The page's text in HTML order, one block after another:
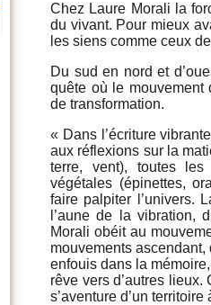
Chez Laure Morali la
du vivant. Pour mieux
les siens comme ceux
Du sud en nord et
quête où le mouvement
de transformation.
« Dans l’écriture
aux réflexions sur la
terre, vent), toutes
végétales (épinettes,
faire palpiter l’univers.
l’aune de la vibration,
Morali obéit au
mouvements
enfouis dans la
rêve vers d’autres
s’aventure d’un